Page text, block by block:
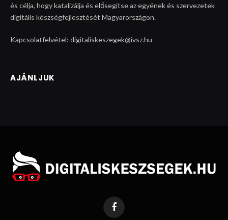
és célja, hogy katalizálja és elősegítse az egyének és szervezetek
digitális készségfejlesztését Magyarországon.
Kapcsolatfelvétel: digitaliskeszegek@ivsz.hu
AJÁNLJUK
Facebook